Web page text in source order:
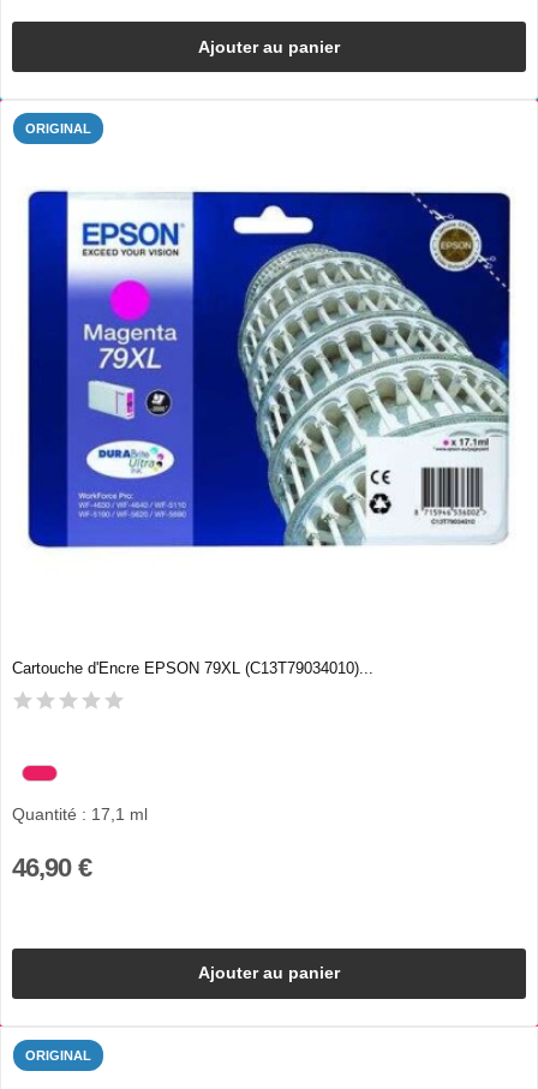
Ajouter au panier
ORIGINAL
Cartouche d'Encre EPSON 79XL (C13T79034010)...
Quantité : 17,1 ml
46,90 €
Ajouter au panier
ORIGINAL